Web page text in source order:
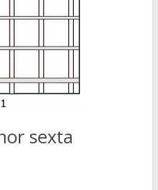
sexta